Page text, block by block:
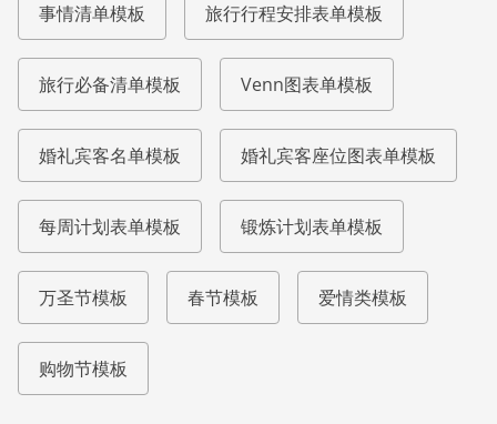
事情清单模板 旅行行程安排表单模板
旅行必备清单模板 Venn图表单模板
婚礼宾客名单模板 婚礼宾客座位图表单模板
每周计划表单模板 锻炼计划表单模板
万圣节模板 春节模板 爱情类模板
购物节模板